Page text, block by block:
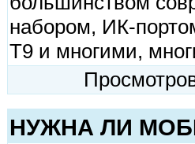
набором, ИК-
Т9 и многими,
НУЖНА ЛИ